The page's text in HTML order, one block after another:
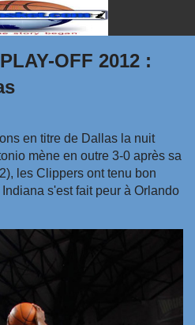
OFF 2012 :
en titre de Dallas la nuit
mène en outre 3-0 après sa
les Clippers ont tenu bon
s'est fait peur à Orlando